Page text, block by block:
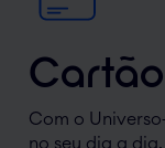
Com o
no seu dia a